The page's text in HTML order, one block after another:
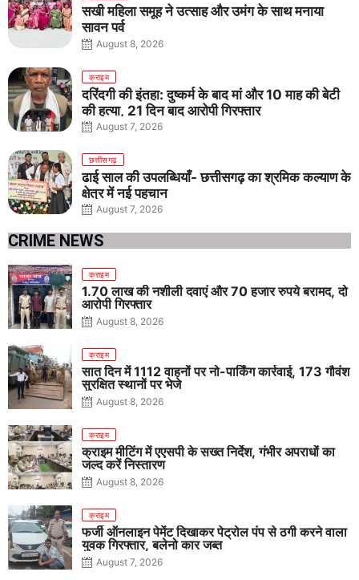
सखी महिला समूह ने उत्साह और उमंग के साथ मनाया
सावन पर्व
August 8, 2026
क्राइम
दरिंदगी की इंतहा: दुष्कर्म के बाद मां और 10 माह की बेटी
की हत्या, 21 दिन बाद आरोपी गिरफ्तार
August 7, 2026
छत्तीसगढ़
ढाई साल की उपलब्धियाँ- छत्तीसगढ़ का श्रमिक कल्याण के
क्षेत्र में नई पहचान
August 7, 2026
CRIME NEWS
क्राइम
1.70 लाख की नशीली दवाएं और 70 हजार रुपये बरामद, दो
आरोपी गिरफ्तार
August 8, 2026
क्राइम
सात दिन में 1112 वाहनों पर नो-पार्किंग कार्रवाई, 173 गौवंश
सुरक्षित स्थानों पर भेजे
August 8, 2026
क्राइम
क्राइम मीटिंग में एएसपी के सख्त निर्देश, गंभीर अपराधों का
जल्द करें निस्तारण
August 8, 2026
क्राइम
फर्जी ऑनलाइन पेमेंट दिखाकर पेट्रोल पंप से ठगी करने वाला
युवक गिरफ्तार, बलेनो कार जब्त
August 7, 2026